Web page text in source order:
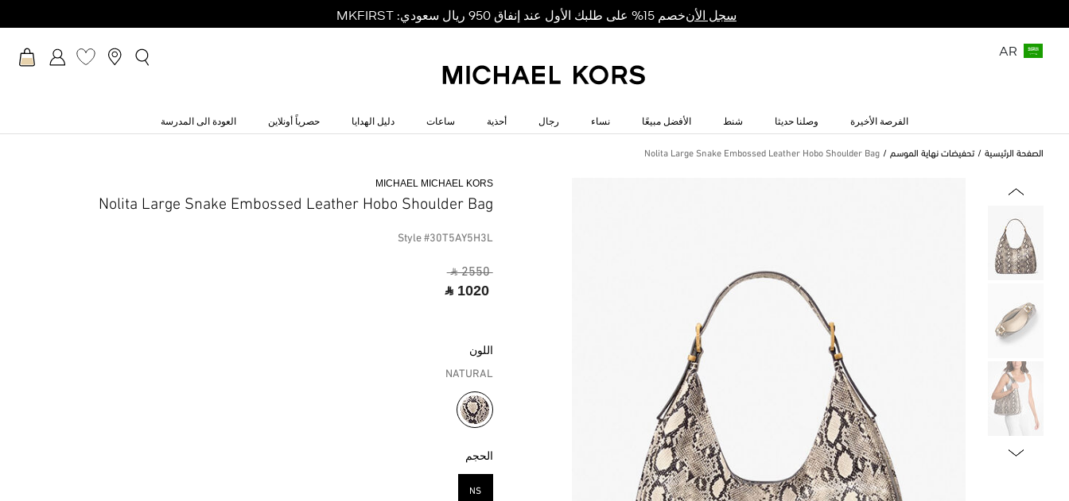
سجل الأنخصم 15% على طلبك الأول عند إنفاق 950 ريال سعودي: MKFIRST
AR
الفرصة الأخيرة وصلنا حديثا شنط الأفضل مبيعًا نساء رجال أحذية ساعات دليل الهدايا حصرياً أونلاين العودة الى المدرسة
الصفحة الرئيسية تحفيضات نهاية الموسم Nolita Large Snake Embossed Leather Hobo Shoulder Bag
MICHAEL MICHAEL KORS
Nolita Large Snake Embossed Leather Hobo Shoulder Bag
Style #30T5AY5H3L
‎ ⃁ 2550 ‎
‎ ⃁ 1020 ‎
اللون
NATURAL
مختار
الحجم
NS